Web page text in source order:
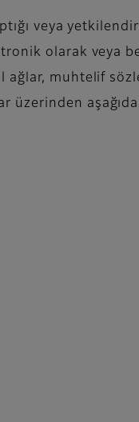
veya
olarak veya
ağlar, muhtelif
aşağıda